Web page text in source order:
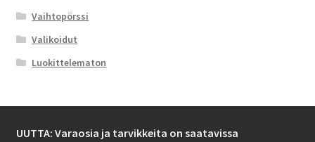
Vaihtopörssi
Valikoidut
Luokittelematon
UUTTA: Varaosia ja tarvikkeita on saatavissa